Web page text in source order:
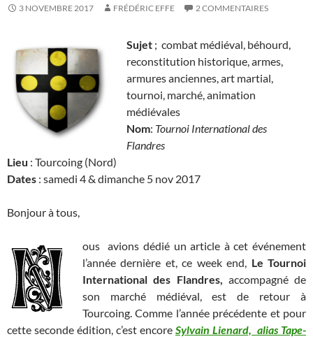
3 NOVEMBRE 2017 FRÉDÉRIC EFFE 2 COMMENTAIRES
Sujet ; combat médiéval, béhourd,
reconstitution historique, armes,
armures anciennes, art martial,
tournoi, marché, animation
médiévales
Nom: Tournoi International des
Flandres
Lieu : Tourcoing (Nord)
Dates : samedi 4 & dimanche 5 nov 2017
Bonjour à tous,
ous avions dédié un article à cet événement
l’année dernière et, ce week end, Le Tournoi
International des Flandres, accompagné de
son marché médiéval, est de retour à
Tourcoing. Comme l’année précédente et pour
cette seconde édition, c’est encore Sylvain Lienard, alias Tape-